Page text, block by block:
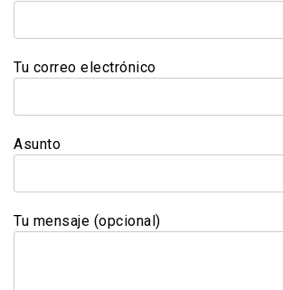
Tu correo electrónico
Asunto
Tu mensaje (opcional)